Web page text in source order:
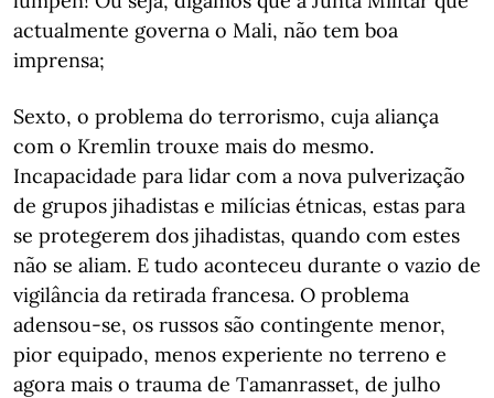
actualmente governa o Mali, não tem boa
imprensa;
Sexto, o problema do terrorismo, cuja aliança
com o Kremlin trouxe mais do mesmo.
Incapacidade para lidar com a nova pulverização
de grupos jihadistas e milícias étnicas, estas para
se protegerem dos jihadistas, quando com estes
não se aliam. E tudo aconteceu durante o vazio de
vigilância da retirada francesa. O problema
adensou-se, os russos são contingente menor,
pior equipado, menos experiente no terreno e
agora mais o trauma de Tamanrasset, de julho